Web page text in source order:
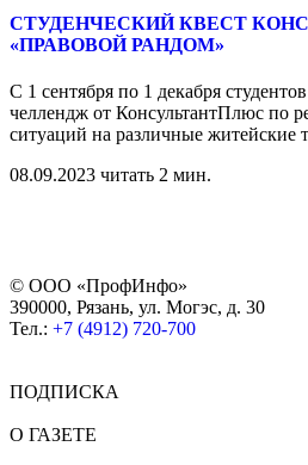
СТУДЕНЧЕСКИЙ КВЕСТ
«ПРАВОВОЙ РАНДОМ»
С 1 сентября по 1 декабря
челлендж от КонсультантПлюс по
ситуаций на различные житейские
08.09.2023 читать 2 мин.
© ООО «ПрофИнфо»
390000, Рязань, ул. Могэс, д. 30
Тел.: +7 (4912) 720-700
ПОДПИСКА
О ГАЗЕТЕ